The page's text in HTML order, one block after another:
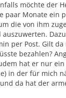
möchte der
paar Monate ein
die von ihm
per Post. Gilt
bezahlen?
hat er nur
in der für mich
da hat der